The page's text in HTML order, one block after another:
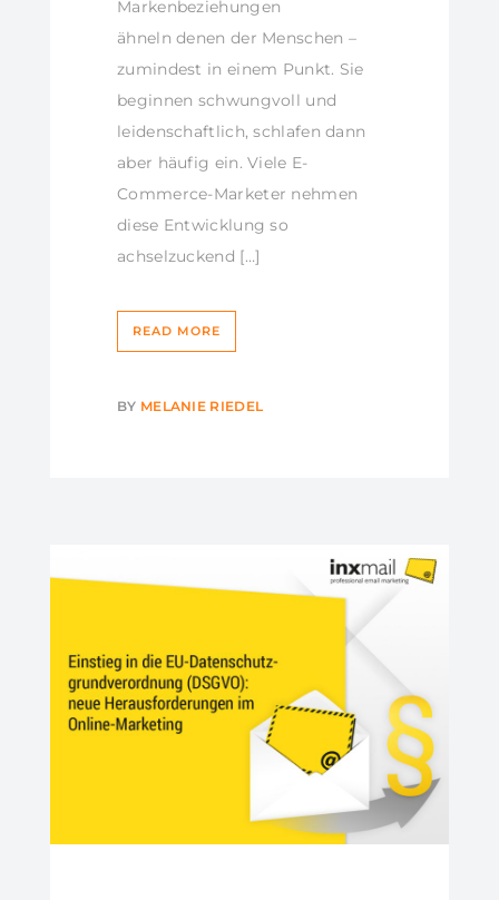
Markenbeziehungen
ähneln denen der Menschen –
zumindest in einem Punkt. Sie
beginnen schwungvoll und
leidenschaftlich, schlafen dann
aber häufig ein. Viele E-
Commerce-Marketer nehmen
diese Entwicklung so
achselzuckend […]
READ MORE
BY MELANIE RIEDEL